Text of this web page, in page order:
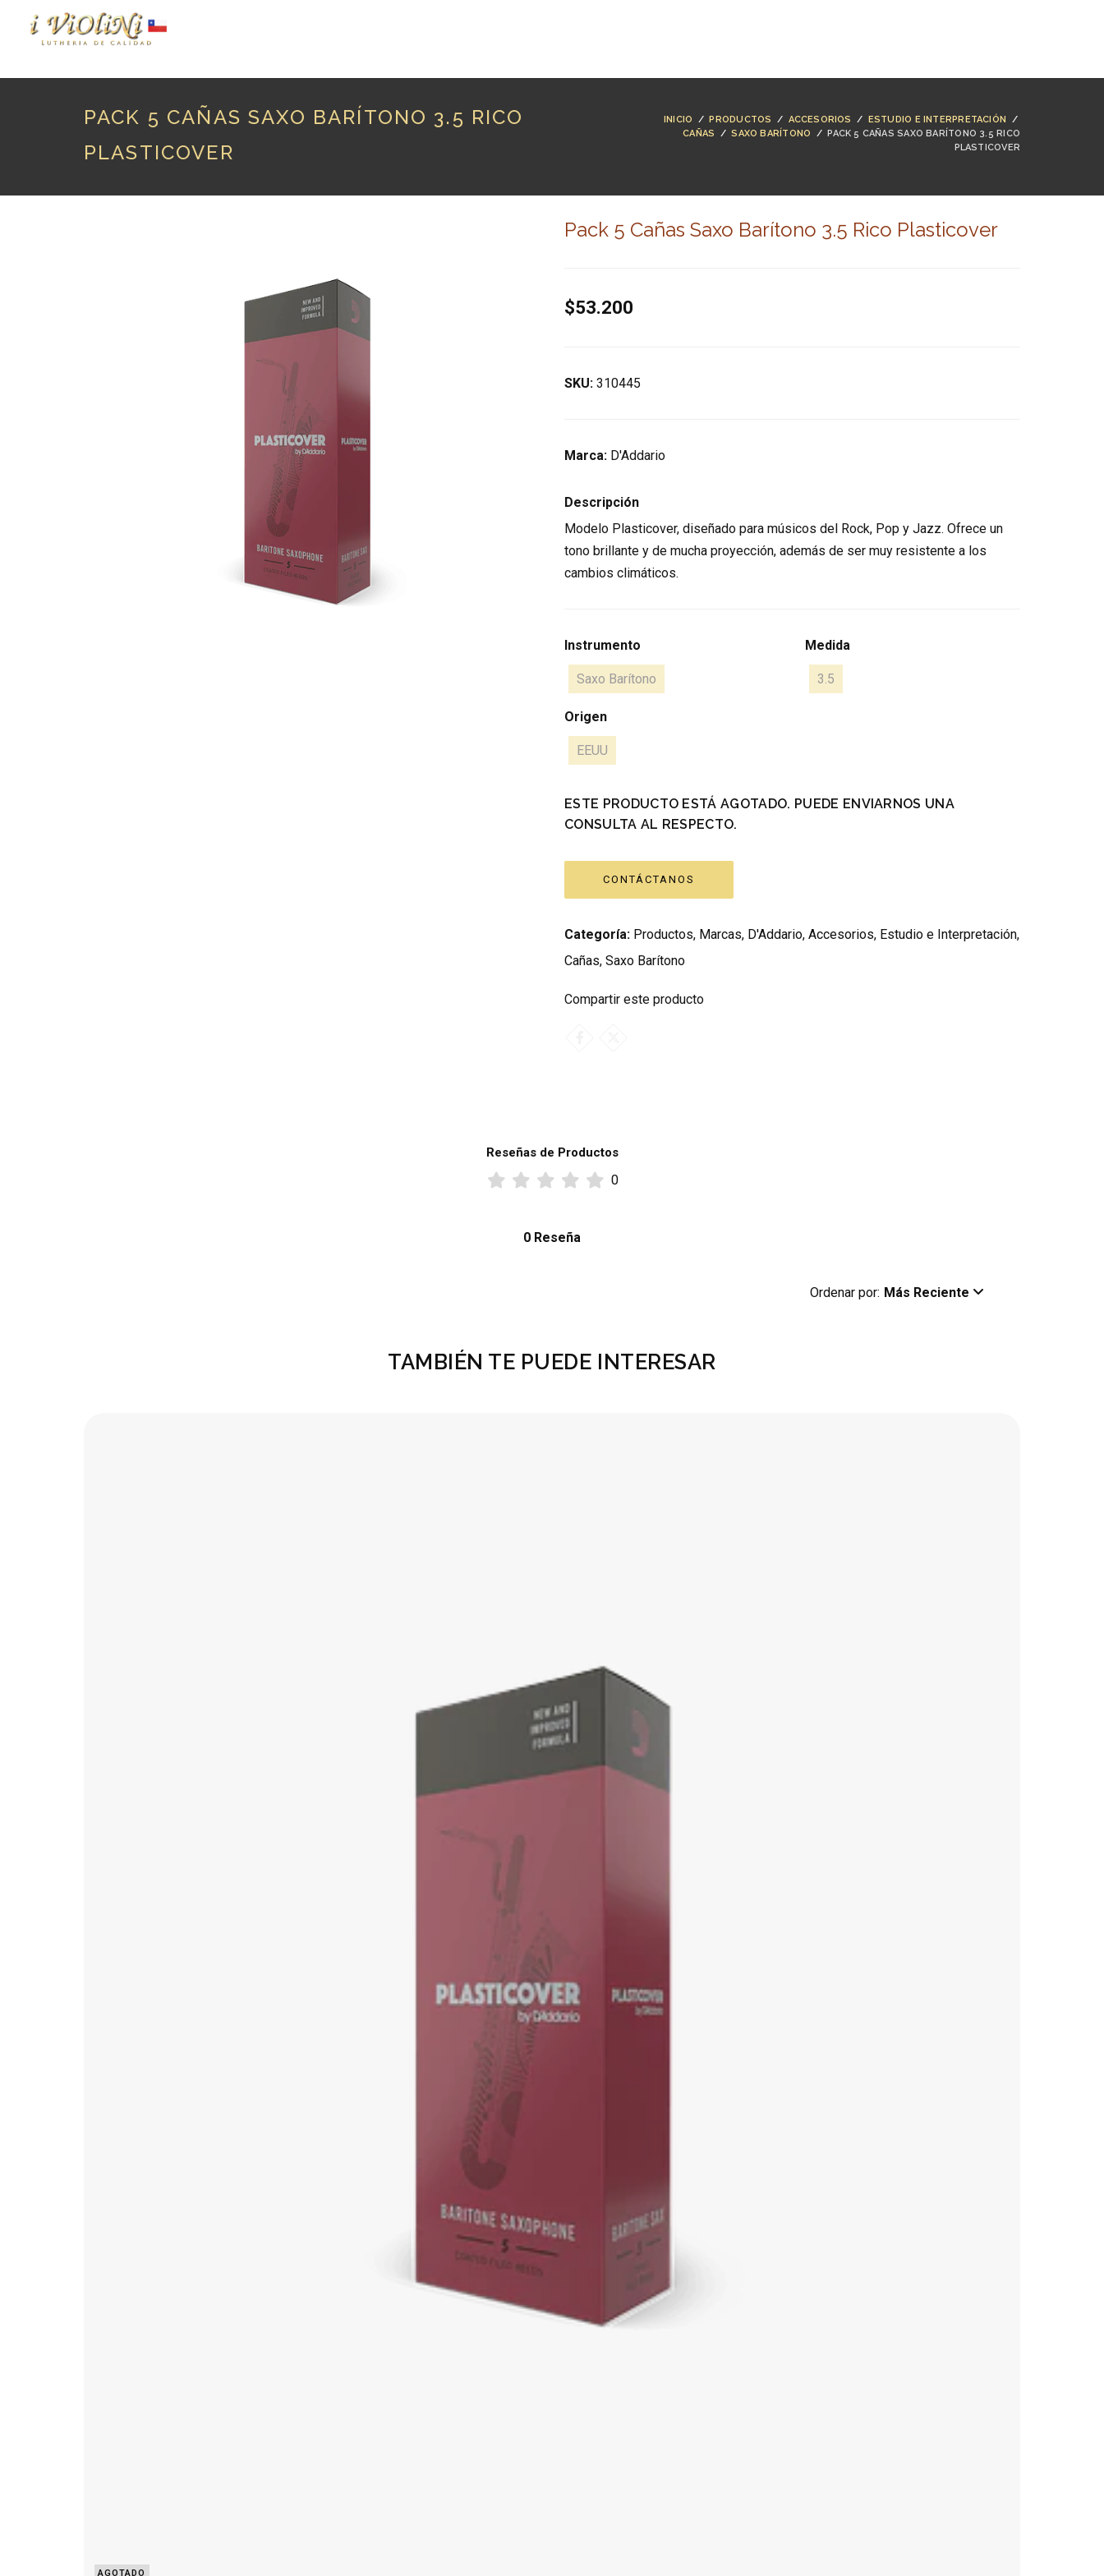
PACK 5 CAÑAS SAXO BARÍTONO 3.5 RICO
PLASTICOVER
INICIO / PRODUCTOS / ACCESORIOS / ESTUDIO E INTERPRETACIÓN
/
CAÑAS /SAXO BARÍTONO /
PACK 5 CAÑAS SAXO BARÍTONO 3.5 RICO
PLASTICOVER
Pack 5 Cañas Saxo Barítono 3.5 Rico Plasticover
$53.200
SKU: 310445
Marca: D'Addario
Descripción
Modelo Plasticover, diseñado para músicos del Rock, Pop y Jazz. Ofrece un
tono brillante y de mucha proyección, además de ser muy resistente a los
cambios climáticos.
Instrumento
Saxo Barítono
Medida
3.5
Origen
EEUU
ESTE PRODUCTO ESTÁ AGOTADO. PUEDE ENVIARNOS UNA
CONSULTA AL RESPECTO.
CONTÁCTANOS
Categoría: Productos, Marcas, D'Addario, Accesorios, Estudio e Interpretación,
Cañas, Saxo Barítono
Compartir este producto
Reseñas de Productos
0
0 Reseña
Ordenar por: Más Reciente
TAMBIÉN TE PUEDE INTERESAR
AGOTADO